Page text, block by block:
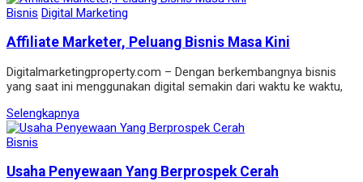
Bisnis Digital Marketing
Affiliate Marketer, Peluang Bisnis Masa Kini
Digitalmarketingproperty.com – Dengan berkembangnya bisnis
yang saat ini menggunakan digital semakin dari waktu ke waktu,
Selengkapnya
Bisnis
Usaha Penyewaan Yang Berprospek Cerah